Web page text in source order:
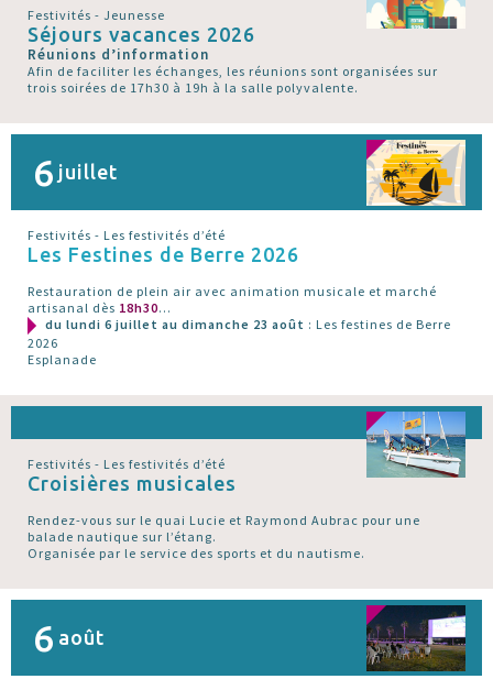
Festivités - Jeunesse
Séjours vacances 2026
Réunions d’information
Afin de faciliter les échanges, les réunions sont organisées sur
trois soirées de 17h30 à 19h à la salle polyvalente.
6 juillet
Festivités - Les festivités d’été
Les Festines de Berre 2026
Restauration de plein air avec animation musicale et marché
artisanal dès 18h30...
du lundi 6 juillet au dimanche 23 août : Les festines de Berre
2026
Esplanade
Festivités - Les festivités d’été
Croisières musicales
Rendez-vous sur le quai Lucie et Raymond Aubrac pour une
balade nautique sur l’étang.
Organisée par le service des sports et du nautisme.
6 août